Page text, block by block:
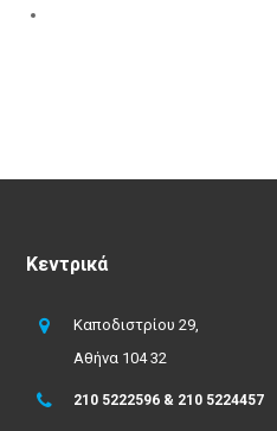
Κεντρικά
Καποδιστρίου 29,
Αθήνα 104 32
210 5222596 & 210 5224457